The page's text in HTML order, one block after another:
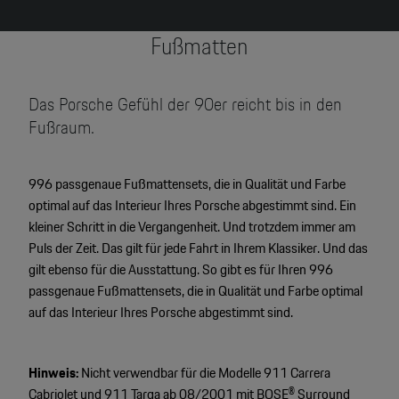
Fußmatten
Das Porsche Gefühl der 90er reicht bis in den
Fußraum.
996 passgenaue Fußmattensets, die in Qualität und Farbe
optimal auf das Interieur Ihres Porsche abgestimmt sind. Ein
kleiner Schritt in die Vergangenheit. Und trotzdem immer am
Puls der Zeit. Das gilt für jede Fahrt in Ihrem Klassiker. Und das
gilt ebenso für die Ausstattung. So gibt es für Ihren 996
passgenaue Fußmattensets, die in Qualität und Farbe optimal
auf das Interieur Ihres Porsche abgestimmt sind.
Hinweis:Nicht verwendbar für die Modelle 911 Carrera
Cabriolet und 911 Targa ab 08/2001 mit BOSE® Surround